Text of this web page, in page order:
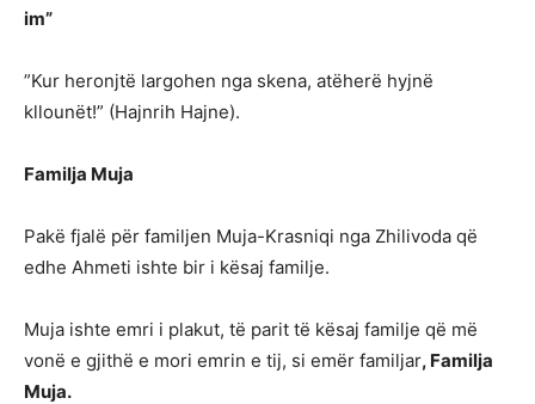
im”
”Kur heronjtë largohen nga skena, atëherë hyjnë
kllounët!” (Hajnrih Hajne).
Familja Muja
Pakë fjalë për familjen Muja-Krasniqi nga Zhilivoda që
edhe Ahmeti ishte bir i kësaj familje.
Muja ishte emri i plakut, të parit të kësaj familje që më
vonë e gjithë e mori emrin e tij, si emër familjar, Familja
Muja.